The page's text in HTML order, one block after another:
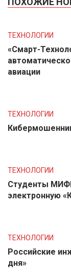
ТЕХНОЛОГИИ
«Смарт-
авиации
ТЕХНОЛОГИИ
ТЕХНОЛОГИИ
Студенты
электронную
ТЕХНОЛОГИИ
Российские
дня»